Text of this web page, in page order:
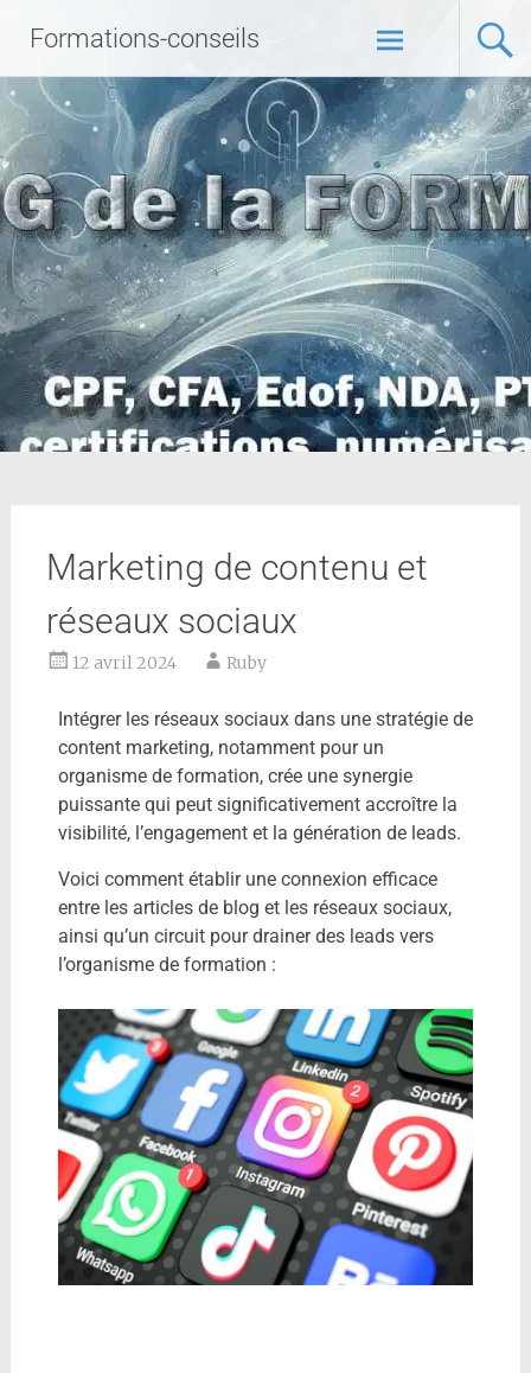
Formations-conseils
Marketing de contenu et
réseaux sociaux
12 avril 2024 Ruby
Intégrer les réseaux sociaux dans une stratégie de
content marketing, notamment pour un
organisme de formation, crée une synergie
puissante qui peut significativement accroître la
visibilité, l’engagement et la génération de leads.
Voici comment établir une connexion efficace
entre les articles de blog et les réseaux sociaux,
ainsi qu’un circuit pour drainer des leads vers
l’organisme de formation :